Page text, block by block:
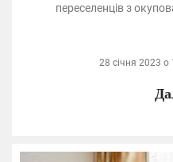
переселенців з
28 січня 2023 о